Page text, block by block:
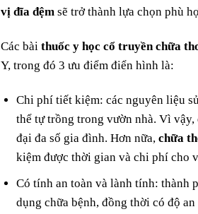
vị đĩa đệm sẽ trở thành lựa chọn phù
Các bài thuốc y học cổ truyền chữa
Y, trong đó 3 ưu điểm điển hình là:
Chi phí tiết kiệm: các nguyên liệu
thể tự trồng trong vườn nhà. Vì
đại đa số gia đình. Hơn nữa,chữa
kiệm được thời gian và chi phí cho
Có tính an toàn và lành tính: thành
dụng chữa bệnh, đồng thời có độ